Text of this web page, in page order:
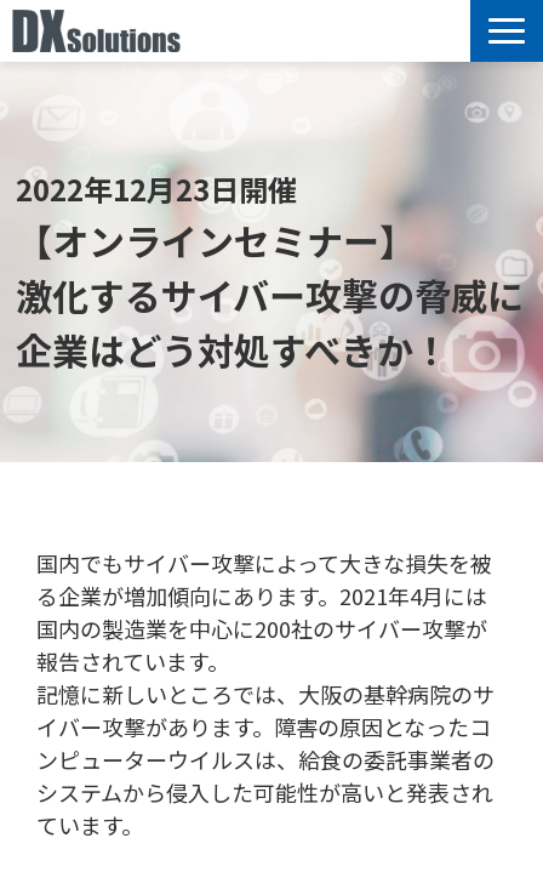
導入事例
セミナー情報
お知らせ
2022年12月23日開催
【オンラインセミナー】
激化するサイバー攻撃の脅威に
企業はどう対処すべきか！
国内でもサイバー攻撃によって大きな損失を被
る企業が増加傾向にあります。2021年4月には
国内の製造業を中心に200社のサイバー攻撃が
報告されています。
記憶に新しいところでは、大阪の基幹病院のサ
イバー攻撃があります。障害の原因となったコ
ンピューターウイルスは、給食の委託事業者の
システムから侵入した可能性が高いと発表され
ています。